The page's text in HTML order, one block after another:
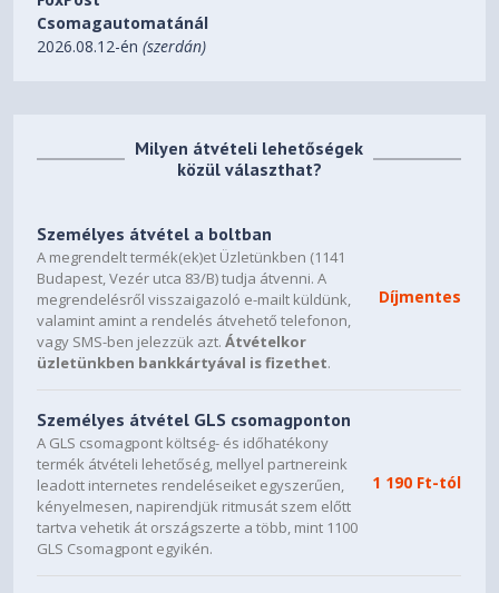
Media Bridge Mode
Repeater Mode
2.5Gbps for WAN/LAN, 3 x 2.5 Gbps for LAN, 4 x RJ45
10/100/1000Mbps for LAN, USB 3.2 Gen1 x1
WPS Button, Reset Button, Power Switch
LED Indicator
WAN x1
10G WAN x1
10G SFP+ x1
LAN x1
USB 3.2 Gen 1 x1
2.4GHz x1
5GHz x1
Power x1
Power Supply
AC Input : 110V~240V(50~60Hz)
Csomagautomatánál
2026.08.12-én(szerdán)
Milyen átvételi lehetőségek
közül választhat?
Személyes átvétel a boltban
A megrendelt termék(ek)et Üzletünkben (1141
Budapest, Vezér utca 83/B) tudja átvenni. A
megrendelésről visszaigazoló e-mailt küldünk,
valamint amint a rendelés átvehető telefonon,
vagy SMS-ben jelezzük azt.Átvételkor
üzletünkben bankkártyával is fizethet.
Díjmentes
Személyes átvétel GLS csomagponton
A GLS csomagpont költség- és időhatékony
termék átvételi lehetőség, mellyel partnereink
leadott internetes rendeléseiket egyszerűen,
kényelmesen, napirendjük ritmusát szem előtt
tartva vehetik át országszerte a több, mint 1100
GLS Csomagpont egyikén.
1 190 Ft-tól